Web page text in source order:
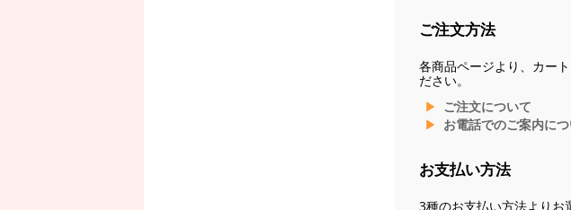
ご注文方法
各商品ページより、カー
ださい。
ご注文について
お電話でのご案内に
お支払い方法
3種のお支払い方法よりお